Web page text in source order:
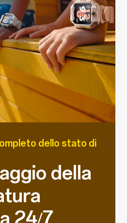
dello stato di
della
24/7